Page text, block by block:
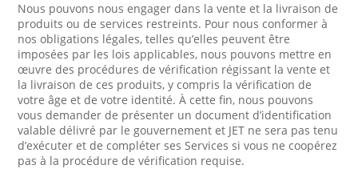
Nous pouvons nous engager dans la vente et la livraison de
produits ou de services restreints. Pour nous conformer à
nos obligations légales, telles qu’elles peuvent être
imposées par les lois applicables, nous pouvons mettre en
œuvre des procédures de vérification régissant la vente et
la livraison de ces produits, y compris la vérification de
votre âge et de votre identité. À cette fin, nous pouvons
vous demander de présenter un document d’identification
valable délivré par le gouvernement et JET ne sera pas tenu
d’exécuter et de compléter ses Services si vous ne coopérez
pas à la procédure de vérification requise.